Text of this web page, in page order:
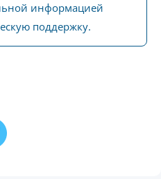
информацией
поддержку.